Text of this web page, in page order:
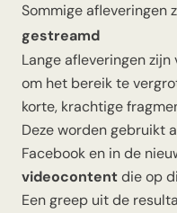
Sommige afleveringen
gestreamd
Lange afleveringen
om het bereik te
korte, krachtige
Deze worden gebruikt
Facebook en in de
videocontentdie op
Een greep uit de